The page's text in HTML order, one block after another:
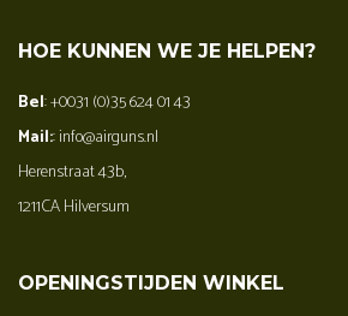
HOE KUNNEN WE JE HELPEN?
Bel: +0031 (0)35 624 01 43
Mail:: info@airguns.nl
Herenstraat 43b,
1211CA Hilversum
OPENINGSTIJDEN WINKEL